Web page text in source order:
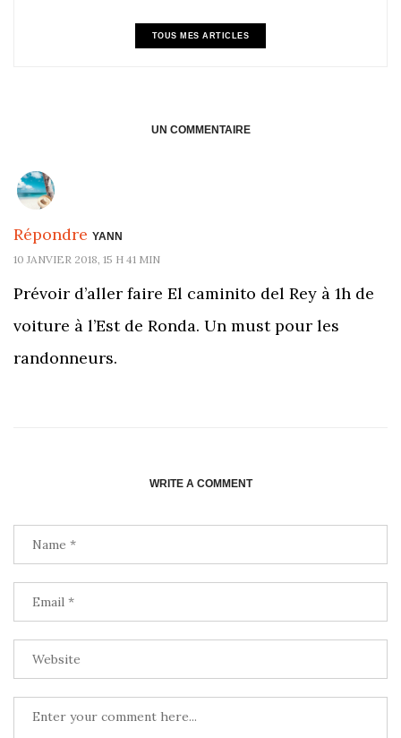
TOUS MES ARTICLES
UN COMMENTAIRE
Répondre YANN
10 JANVIER 2018, 15 H 41 MIN
Prévoir d’aller faire El caminito del Rey à 1h de
voiture à l’Est de Ronda. Un must pour les
randonneurs.
WRITE A COMMENT